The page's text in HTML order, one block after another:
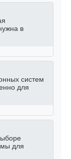
в
систем
для
для